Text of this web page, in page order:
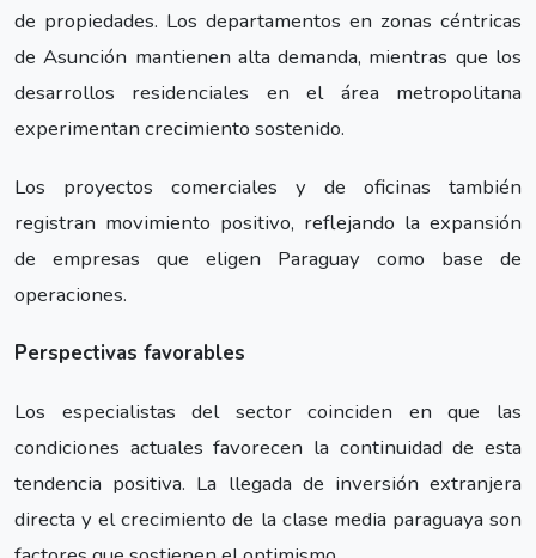
de propiedades. Los departamentos en zonas céntricas
de Asunción mantienen alta demanda, mientras que los
desarrollos residenciales en el área metropolitana
experimentan crecimiento sostenido.
Los proyectos comerciales y de oficinas también
registran movimiento positivo, reflejando la expansión
de empresas que eligen Paraguay como base de
operaciones.
Perspectivas favorables
Los especialistas del sector coinciden en que las
condiciones actuales favorecen la continuidad de esta
tendencia positiva. La llegada de inversión extranjera
directa y el crecimiento de la clase media paraguaya son